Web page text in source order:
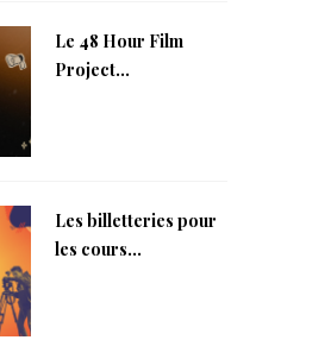
Le 48 Hour Film
Project...
Les billetteries pour
les cours...